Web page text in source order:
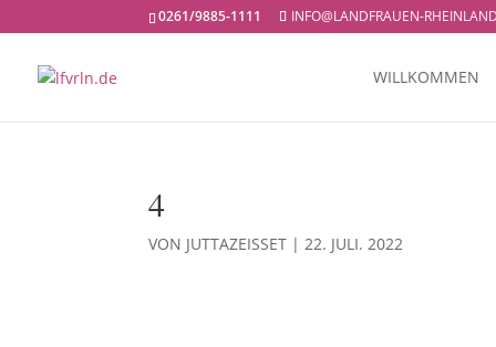
0261/9885-1111 INFO@LANDFRAUEN-
WILLKOMMEN
4
VON JUTTAZEISSET |22. JULI. 2022